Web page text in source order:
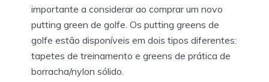
importante a considerar ao comprar um novo
putting green de golfe. Os putting greens de
golfe estão disponíveis em dois tipos diferentes:
tapetes de treinamento e greens de prática de
borracha/nylon sólido.